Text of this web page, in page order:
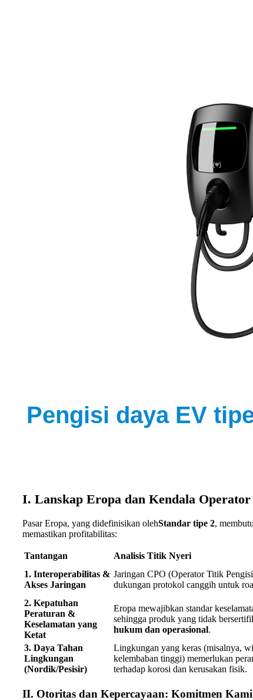
Pengisi daya EV
I. Lanskap Eropa dan Kendala Operator
Pasar Eropa, yang didefinisikan olehStandar tipe 2,
memastikan profitabilitas:
Tantangan Analisis Titik Nyeri
1. Interoperabilitas &
Akses Jaringan
Jaringan CPO (Operator Titik
dukungan protokol canggih untuk
2. Kepatuhan
Peraturan &
Keselamatan yang
Ketat
Eropa mewajibkan standar
sehingga produk yang tidak
hukum dan operasional.
3. Daya Tahan
Lingkungan
(Nordik/Pesisir)
Lingkungan yang keras (misalnya,
kelembaban tinggi) memerlukan
terhadap korosi dan kerusakan fisik.
II. Otoritas dan Kepercayaan: Komitmen